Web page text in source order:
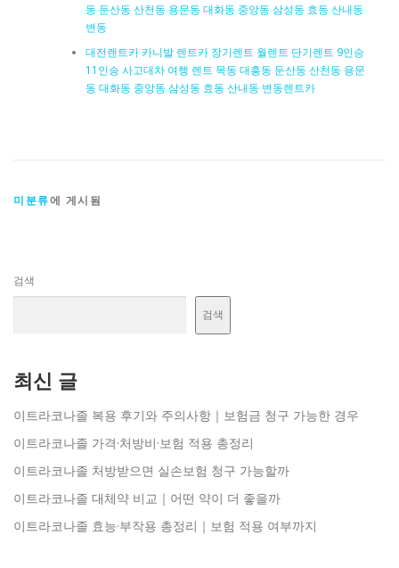
동 둔산동 산천동 용문동 대화동 중앙동 삼성동 효동 산내동
변동
대전렌트카 카니발 렌트카 장기렌트 월렌트 단기렌트 9인승
11인승 사고대차 여행 렌트 목동 대흥동 둔산동 산천동 용문
동 대화동 중앙동 삼성동 효동 산내동 변동렌트카
미분류에 게시됨
검색
검색
최신 글
이트라코나졸 복용 후기와 주의사항｜보험금 청구 가능한 경우
이트라코나졸 가격·처방비·보험 적용 총정리
이트라코나졸 처방받으면 실손보험 청구 가능할까
이트라코나졸 대체약 비교｜어떤 약이 더 좋을까
이트라코나졸 효능·부작용 총정리｜보험 적용 여부까지